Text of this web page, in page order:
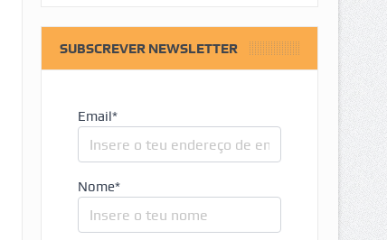
SUBSCREVER NEWSLETTER
Email*
Nome*